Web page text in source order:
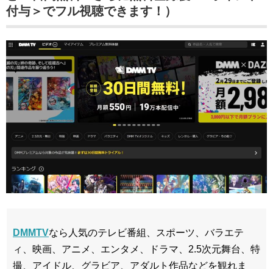
付与＞でフル視聴できます！）
DMMTVなら人気のテレビ番組、スポーツ、バラエテ
ィ、映画、アニメ、エンタメ、ドラマ、2.5次元舞台、特
撮、アイドル、グラビア、アダルト作品などを観れま